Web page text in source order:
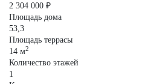
2 304 000 ₽
Площадь дома
53,3
Площадь террасы
14 м2
Количество этажей
1